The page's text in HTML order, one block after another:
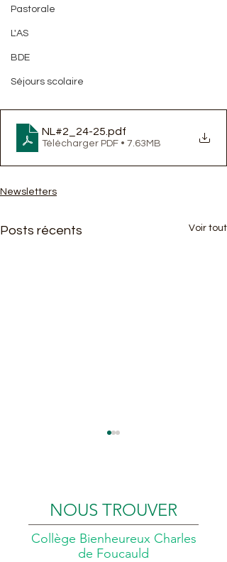
Pastorale
L'AS
BDE
Séjours scolaire
NL#2_24-25.pdf
Télécharger PDF • 7.63MB
Newsletters
Posts récents Voir tout
Newsletters n°3
NOUS TROUVER
Collège Bienheureux Charles
de Foucauld